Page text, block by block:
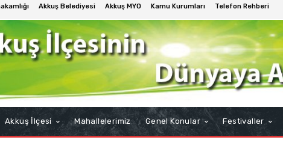
Akkuş Belediyesi Akkuş MYO Kamu Kurumları
Telefon Rehberi
Akkuş İlçesi Mahallelerimiz Genel Konular Festivaller